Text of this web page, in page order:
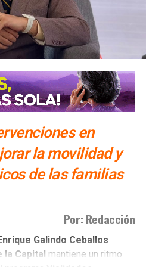
en
la movilidad y
de las familias
Por: Redacción
Galindo Ceballos
la Capital mantiene un ritmo